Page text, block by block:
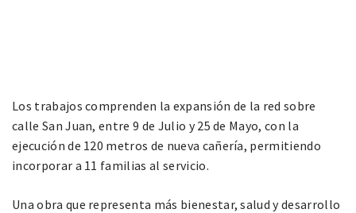
Los trabajos comprenden la expansión de la red sobre
calle San Juan, entre 9 de Julio y 25 de Mayo, con la
ejecución de 120 metros de nueva cañería, permitiendo
incorporar a 11 familias al servicio.
Una obra que representa más bienestar, salud y desarrollo